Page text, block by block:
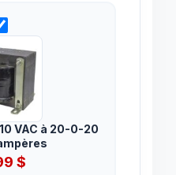
VAC à 20-0-20
$